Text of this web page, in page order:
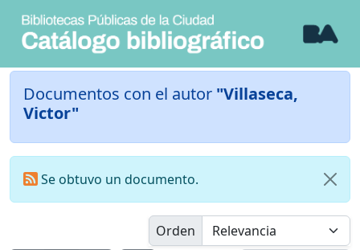
Documentos con el autor "Villaseca,
Victor"
Se obtuvo un documento.
Orden